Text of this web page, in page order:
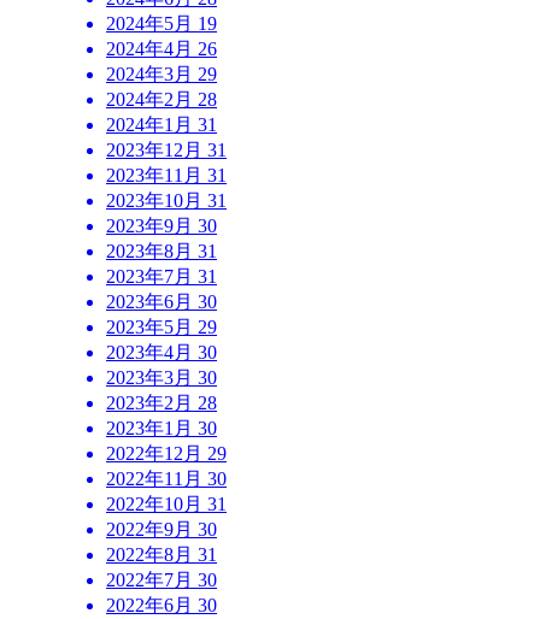
2024年5月 19
2024年4月 26
2024年3月 29
2024年2月 28
2024年1月 31
2023年12月 31
2023年11月 31
2023年10月 31
2023年9月 30
2023年8月 31
2023年7月 31
2023年6月 30
2023年5月 29
2023年4月 30
2023年3月 30
2023年2月 28
2023年1月 30
2022年12月 29
2022年11月 30
2022年10月 31
2022年9月 30
2022年8月 31
2022年7月 30
2022年6月 30